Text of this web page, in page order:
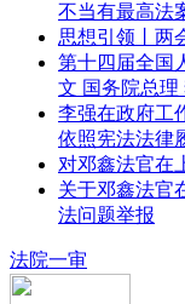
不当有最高法
思想引领丨两
第十四届全国
文 国务院总理
李强在政府工
依照宪法法律
对邓鑫法官在
关于邓鑫法官
法问题举报
法院一审